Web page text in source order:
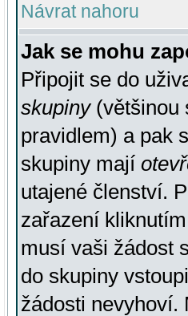
Návrat nahoru
Jak se mohu
Připojit se do
skupiny(většinou
pravidlem) a pak
skupiny mají
utajené členství.
zařazení
musí vaši žádost
do skupiny
žádosti nevyhoví.